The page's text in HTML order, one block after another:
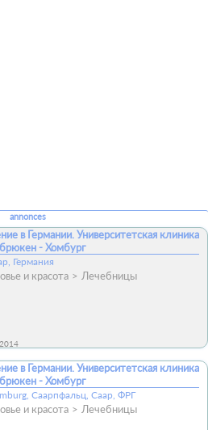
annonces
в Германии. Университетская клиника
- Хомбург
Германия
и красота Лечебницы
в Германии. Университетская клиника
- Хомбург
Саарпфальц, Саар, ФРГ
и красота Лечебницы